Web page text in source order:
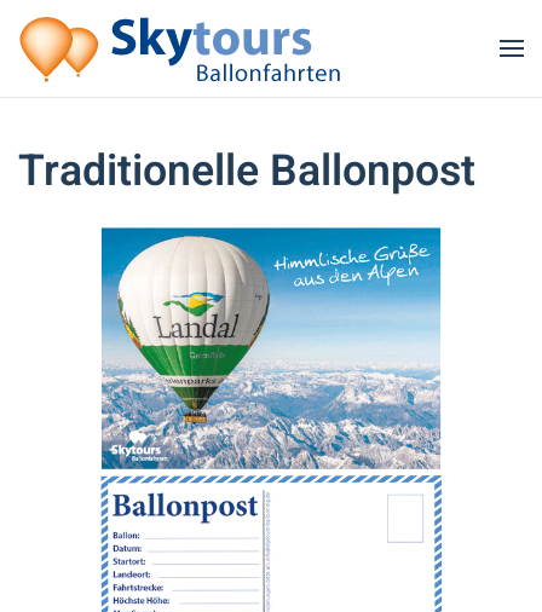
Zum Hauptinhalt springen
Traditionelle Ballonpost